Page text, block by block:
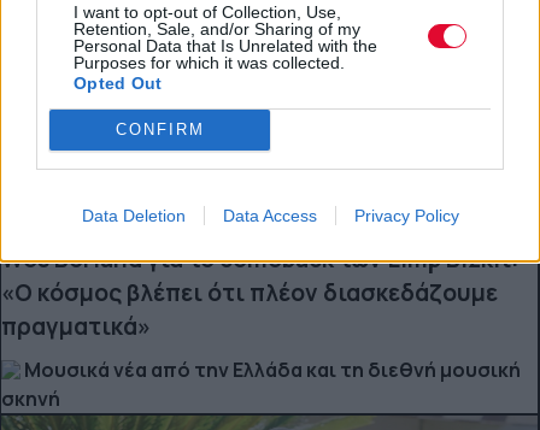
I want to opt-out of Collection, Use,
Retention, Sale, and/or Sharing of my
Personal Data that Is Unrelated with the
Purposes for which it was collected.
Opted Out
CONFIRM
Data Deletion Data Access Privacy Policy
ΔΙΕΘΝΗ ΝΕΑ
Wes Borland για το comeback των Limp Bizkit:
«Ο κόσμος βλέπει ότι πλέον διασκεδάζουμε
πραγματικά»
Μουσικά νέα από την Ελλάδα και τη διεθνή μουσική
σκηνή